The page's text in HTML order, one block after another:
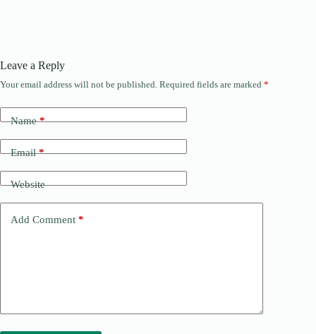
Leave a Reply
Your email address will not be published. Required fields are marked *
Name*
Email*
Website
Add Comment *